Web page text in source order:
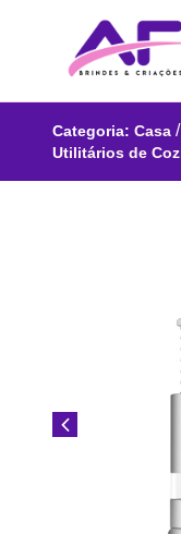
Categoria: Casa /
Utilitários de